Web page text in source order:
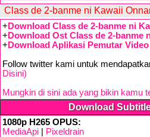
Class de 2-banme ni Kawaii
+ Download Class de 2-banme ni
+ Download Ost Class de 2-banme
+ Download Aplikasi Pemutar Video
Follow twitter kami untuk
Disini)
Mungkin di sini ada yang bikin kamu
Download
1080p H265 OPUS:
MediaApi
Pixeldrain